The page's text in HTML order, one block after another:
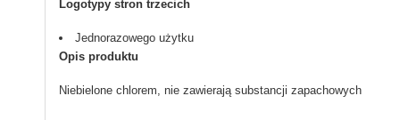
Logotypy stron trzecich
Jednorazowego użytku
Opis produktu
Niebielone chlorem, nie zawierają substancji zapachowych